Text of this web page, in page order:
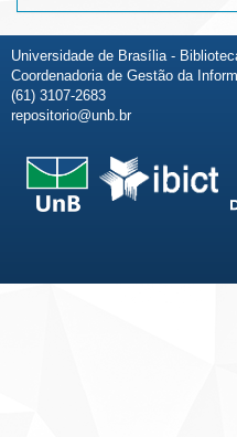
Universidade de Brasília -
Coordenadoria de Gestão da
(61) 3107-2683
repositorio@unb.br